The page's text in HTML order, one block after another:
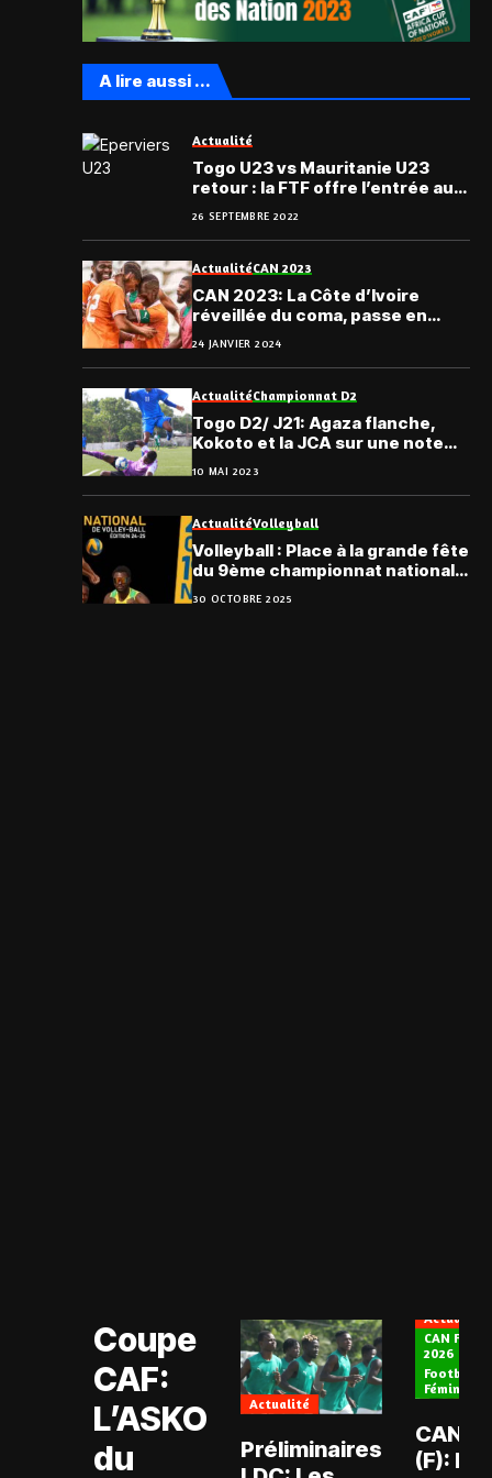
A lire aussi ...
Actualité
Togo U23 vs Mauritanie U23
retour : la FTF offre l’entrée au
public
26 SEPTEMBRE 2022
ActualitéCAN 2023
CAN 2023: La Côte d’Ivoire
réveillée du coma, passe en
huitièmes de finale
24 JANVIER 2024
ActualitéChampionnat D2
Togo D2/ J21: Agaza flanche,
Kokoto et la JCA sur une note
inachevée
10 MAI 2023
ActualitéVolleyball
Volleyball : Place à la grande fête
du 9ème championnat national
du Togo
30 OCTOBRE 2025
Coupe
CAF:
L’ASKO
du
Actualité
Préliminaires
Actualité
CAN
2026
Football
Féminin
CAN
(F):